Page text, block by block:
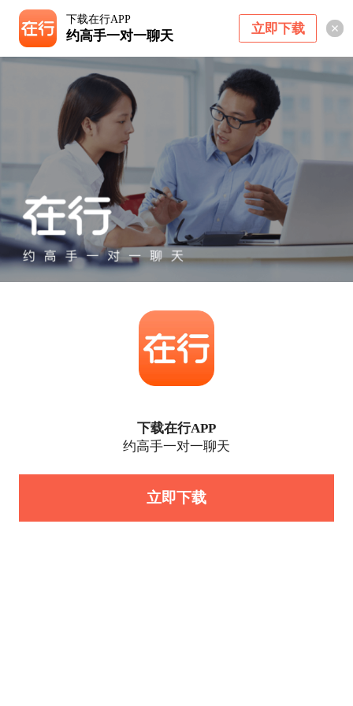
下载在行APP
约高手一对一聊天 立即下载
下载在行APP
约高手一对一聊天
立即下载